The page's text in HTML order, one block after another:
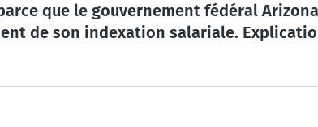
que le gouvernement fédéral
de son indexation salariale.